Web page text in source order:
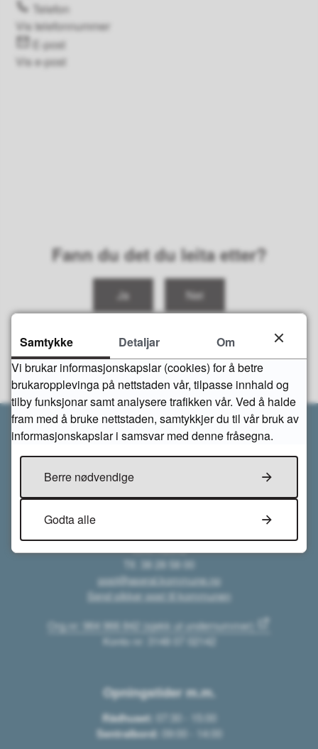
Telefon
Vis telefonnummer
E-post
Vis e-post
Fann du det du leita etter?
Ja Nei
4540 Åseral
Tlf. 38 28 58 00
post@aseral.kommune.no
Send sikker post til kommunen
Org.nr: 964 966 842 (sjekk ut undernummer)
Konto nr: 3148 07 02142
Opningstider m.m.
Rådhuset: 07:30 - 15:00
Sentralbord: 09:00 - 14:00
Samtykke Detaljar
Om
Vi brukar informasjonskapslar (cookies) for å betre
brukaropplevinga på nettstaden vår, tilpasse innhald og
tilby funksjonar samt analysere trafikken vår. Ved å halde
fram med å bruke nettstaden, samtykkjer du til vår bruk av
informasjonskapslar i samsvar med denne fråsegna.
Berre nødvendige
Godta alle